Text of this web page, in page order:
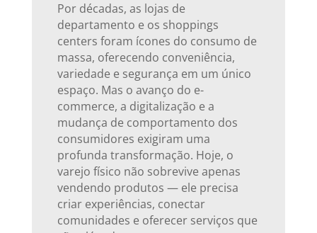
Por décadas, as lojas de
departamento e os shoppings
centers foram ícones do consumo de
massa, oferecendo conveniência,
variedade e segurança em um único
espaço. Mas o avanço do e-
commerce, a digitalização e a
mudança de comportamento dos
consumidores exigiram uma
profunda transformação. Hoje, o
varejo físico não sobrevive apenas
vendendo produtos — ele precisa
criar experiências, conectar
comunidades e oferecer serviços que